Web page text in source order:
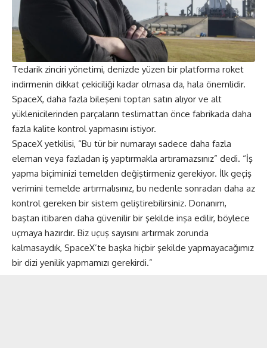
Tedarik zinciri yönetimi, denizde yüzen bir platforma roket
indirmenin dikkat çekiciliği kadar olmasa da, hala önemlidir.
SpaceX, daha fazla bileşeni toptan satın alıyor ve alt
yüklenicilerinden parçaların teslimattan önce fabrikada daha
fazla kalite kontrol yapmasını istiyor.
SpaceX yetkilisi, “Bu tür bir numarayı sadece daha fazla
eleman veya fazladan iş yaptırmakla artıramazsınız” dedi. “İş
yapma biçiminizi temelden değiştirmeniz gerekiyor. İlk geçiş
verimini temelde artırmalısınız, bu nedenle sonradan daha az
kontrol gereken bir sistem geliştirebilirsiniz. Donanım,
baştan itibaren daha güvenilir bir şekilde inşa edilir, böylece
uçmaya hazırdır. Biz uçuş sayısını artırmak zorunda
kalmasaydık, SpaceX’te başka hiçbir şekilde yapmayacağımız
bir dizi yenilik yapmamızı gerekirdi.”